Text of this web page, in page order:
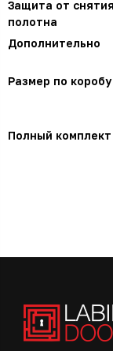
Защита от снятия
полотна
Дополнительно
Размер по коробу
Полный комплект